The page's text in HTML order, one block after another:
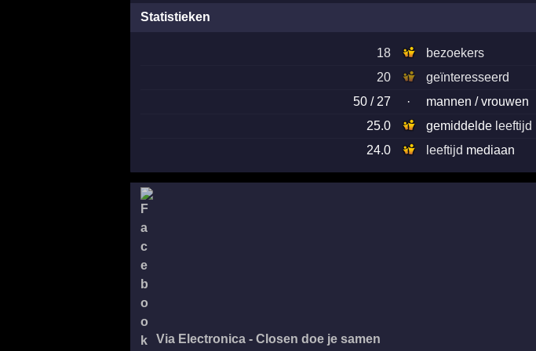
Statistieken
18
bezoekers
20
geïnteresseerd
50 / 27
·
mannen / vrouwen
25.0
gemiddelde leeftijd
24.0
leeftijd mediaan
Via Electronica - Closen doe je samen